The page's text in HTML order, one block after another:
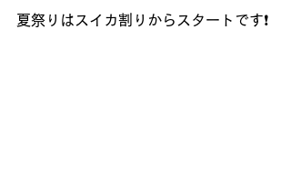
夏祭りはスイカ割りからスタートです❗